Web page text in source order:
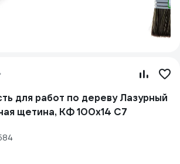
для работ по дереву Лазурный
щетина, КФ 100x14 С7